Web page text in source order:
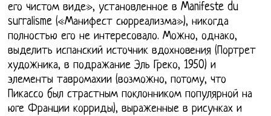
его чистом виде», установленное в Manifeste du
surralisme («Манифест сюрреализма»), никогда
полностью его не интересовало. Можно, однако,
выделить испанский источник вдохновения (Портрет
художника, в подражание Эль Греко, 1950) и
элементы тавромахии (возможно, потому, что
Пикассо был страстным поклонником популярной на
юге Франции корриды), выраженные в рисунках и